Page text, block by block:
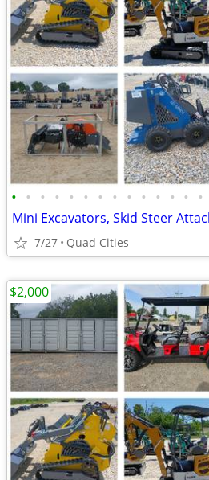
• • • • • • • • • • • • • •
7/27 Quad Cities
$2,000